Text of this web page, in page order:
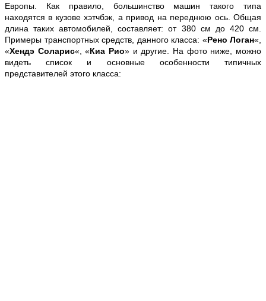
Европы. Как правило, большинство машин такого типа
находятся в кузове хэтчбэк, а привод на переднюю ось. Общая
длина таких автомобилей, составляет: от 380 см до 420 см.
Примеры транспортных средств, данного класса: «Рено Логан«,
«Хендэ Соларис«, «Киа Рио» и другие. На фото ниже, можно
видеть список и основные особенности типичных
представителей этого класса: